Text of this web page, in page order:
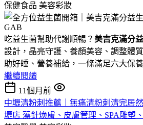
保健食品 美容彩妝
吃益生菌幫助代謝順暢？ 美吉克滿分
設計，晶亮守護、養顏美容、調整體
助好睡、營養補給，一條滿足六大保養
繼續閱讀
11個月前
中壢清粉刺推薦｜無痛清粉刺清完居
壢店 藻針煥膚、皮膚管理、SPA雕塑